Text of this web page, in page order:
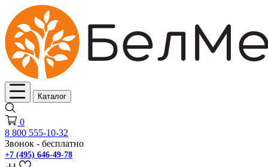
Каталог
0
8 800 555-10-32
Звонок - бесплатно
+7 (495) 646-49-78